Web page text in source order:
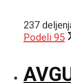
237
Podeli 95